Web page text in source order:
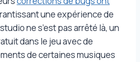
une expérience de
ne s’est pas arrêté là, un
dans le jeu avec de
de certaines musiques